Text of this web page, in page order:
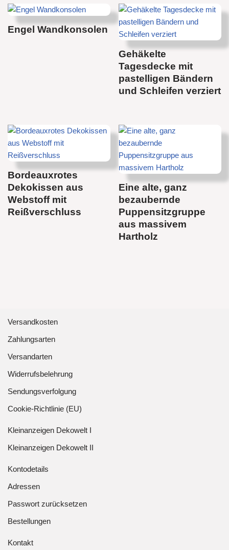
Engel Wandkonsolen
Gehäkelte
Tagesdecke mit
pastelligen Bändern
und Schleifen verziert
Bordeauxrotes
Dekokissen aus
Webstoff mit
Reißverschluss
Eine alte, ganz
bezaubernde
Puppensitzgruppe
aus massivem
Hartholz
Versandkosten
Zahlungsarten
Versandarten
Widerrufsbelehrung
Sendungsverfolgung
Cookie-Richtlinie (EU)
Kleinanzeigen Dekowelt I
Kleinanzeigen Dekowelt II
Kontodetails
Adressen
Passwort zurücksetzen
Bestellungen
Kontakt